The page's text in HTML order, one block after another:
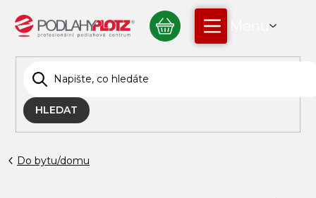
obsah
HLEDAT
NÁKUPNÍ
KOŠÍK
Do bytu/domu